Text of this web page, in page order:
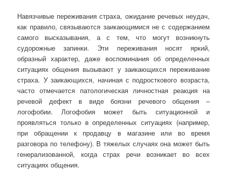
Навязчивые переживания страха, ожидание речевых неудач,
как правило, связываются заикающимися не с содержанием
самого высказывания, а с тем, что могут возникнуть
судорожные запинки. Эти переживания носят яркий,
образный характер, даже воспоминания об определенных
ситуациях общения вызывают у заикающихся переживание
страха. У заикающихся, начиная с подросткового возраста,
часто отмечается патологическая личностная реакция на
речевой дефект в виде боязни речевого общения –
логофобии. Логофобия может быть ситуационной и
проявляться только в определенных ситуациях (например,
при обращении к продавцу в магазине или во время
разговора по телефону). В тяжелых случаях она может быть
генерализованной, когда страх речи возникает во всех
ситуациях общения.